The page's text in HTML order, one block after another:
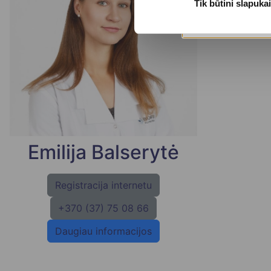
Tik būtini slapukai
Emilija Balserytė
Registracija internetu
+370 (37) 75 08 66
Daugiau informacijos